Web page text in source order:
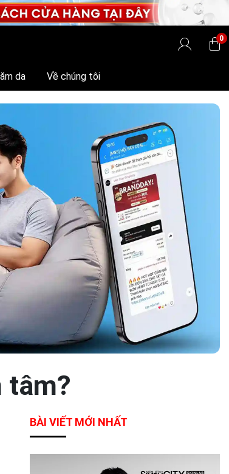
0
da Về chúng tôi
tâm?
BÀI VIẾT MỚI NHẤT